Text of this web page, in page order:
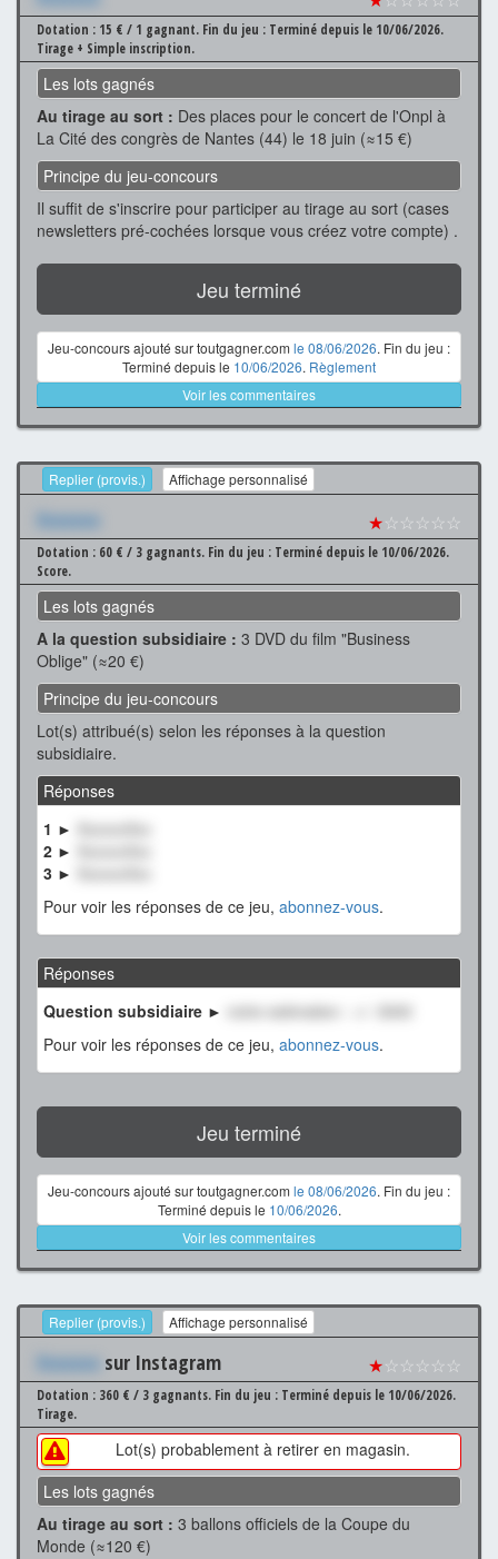
Dotation : 15 € / 1 gagnant. Fin du jeu : Terminé depuis le 10/06/2026.
Tirage + Simple inscription.
Les lots gagnés
Au tirage au sort : Des places pour le concert de l'Onpl à
La Cité des congrès de Nantes (44) le 18 juin (≈15 €)
Principe du jeu-concours
Il suffit de s'inscrire pour participer au tirage au sort (cases
newsletters pré-cochées lorsque vous créez votre compte) .
Jeu terminé
Jeu-concours ajouté sur toutgagner.com le 08/06/2026. Fin du jeu :
Terminé depuis le 10/06/2026. Règlement
Voir les commentaires
Replier (provis.) Affichage personnalisé
Xxxxxxx ★☆☆☆☆☆
Dotation : 60 € / 3 gagnants. Fin du jeu : Terminé depuis le 10/06/2026.
Score.
Les lots gagnés
A la question subsidiaire : 3 DVD du film "Business
Oblige" (≈20 €)
Principe du jeu-concours
Lot(s) attribué(s) selon les réponses à la question
subsidiaire.
Réponses
1 ►
XxxxxxXxx
2 ►
3 ►
Pour voir les réponses de ce jeu, abonnez-vous.
Réponses
Question subsidiaire ►
notre estimation : +/- 3000
Pour voir les réponses de ce jeu, abonnez-vous.
Jeu terminé
Jeu-concours ajouté sur toutgagner.com le 08/06/2026. Fin du jeu :
Terminé depuis le 10/06/2026.
Voir les commentaires
Replier (provis.) Affichage personnalisé
Xxxxxxx sur Instagram ★☆☆☆☆☆
Dotation : 360 € / 3 gagnants. Fin du jeu : Terminé depuis le 10/06/2026.
Tirage.
Lot(s) probablement à retirer en magasin.
Les lots gagnés
Au tirage au sort : 3 ballons officiels de la Coupe du
Monde (≈120 €)